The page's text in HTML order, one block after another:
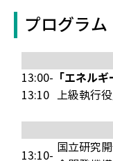
プログラム
13:00-
13:10
「エネル
上級執行
13:10-
国立研究